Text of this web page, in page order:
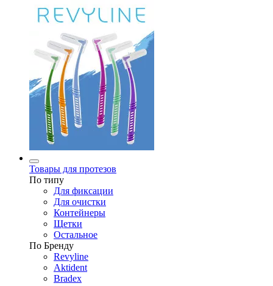
Товары для протезов
По типу
Для фиксации
Для очистки
Контейнеры
Щетки
Остальное
По Бренду
Revyline
Aktident
Bradex